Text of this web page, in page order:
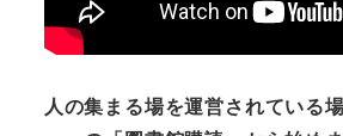
人の集まる場を運営されている